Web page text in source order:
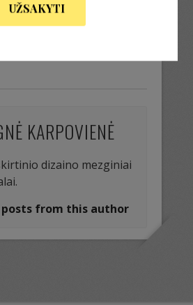
Next Image »
KARPOVIENĖ
dizaino mezginiai
from this author
UŽSAKYTI